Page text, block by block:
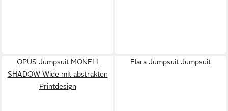
OPUS Jumpsuit MONELI
SHADOW Wide mit abstrakten
Printdesign
Elara Jumpsuit Jumpsuit